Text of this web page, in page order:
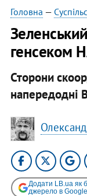
Головна —
генсеком
Сторони
напередодні
Додати LB.ua як
джерело в Google